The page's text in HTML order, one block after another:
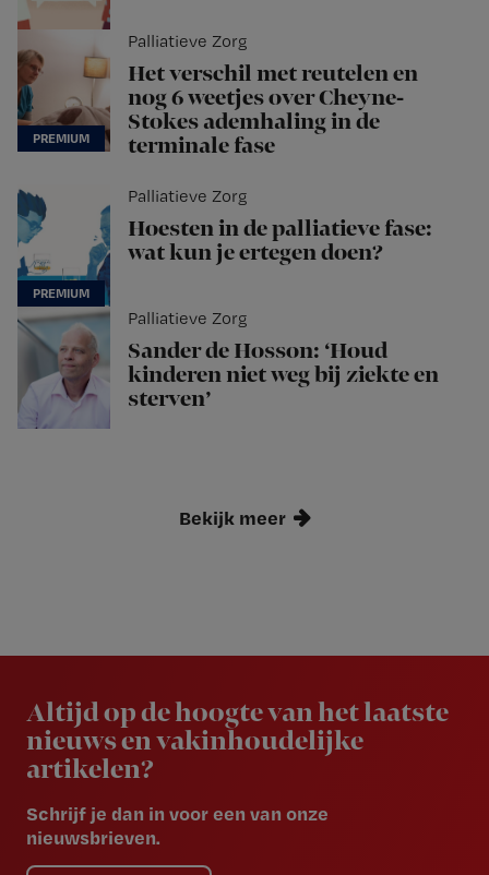
Palliatieve Zorg
Het verschil met reutelen en
nog 6 weetjes over Cheyne-
Stokes ademhaling in de
terminale fase
Palliatieve Zorg
Hoesten in de palliatieve fase:
wat kun je ertegen doen?
Palliatieve Zorg
Sander de Hosson: ‘Houd
kinderen niet weg bij ziekte en
sterven’
Bekijk meer
Altijd op de hoogte van het laatste
nieuws en vakinhoudelijke
artikelen?
Schrijf je dan in voor een van onze
nieuwsbrieven.